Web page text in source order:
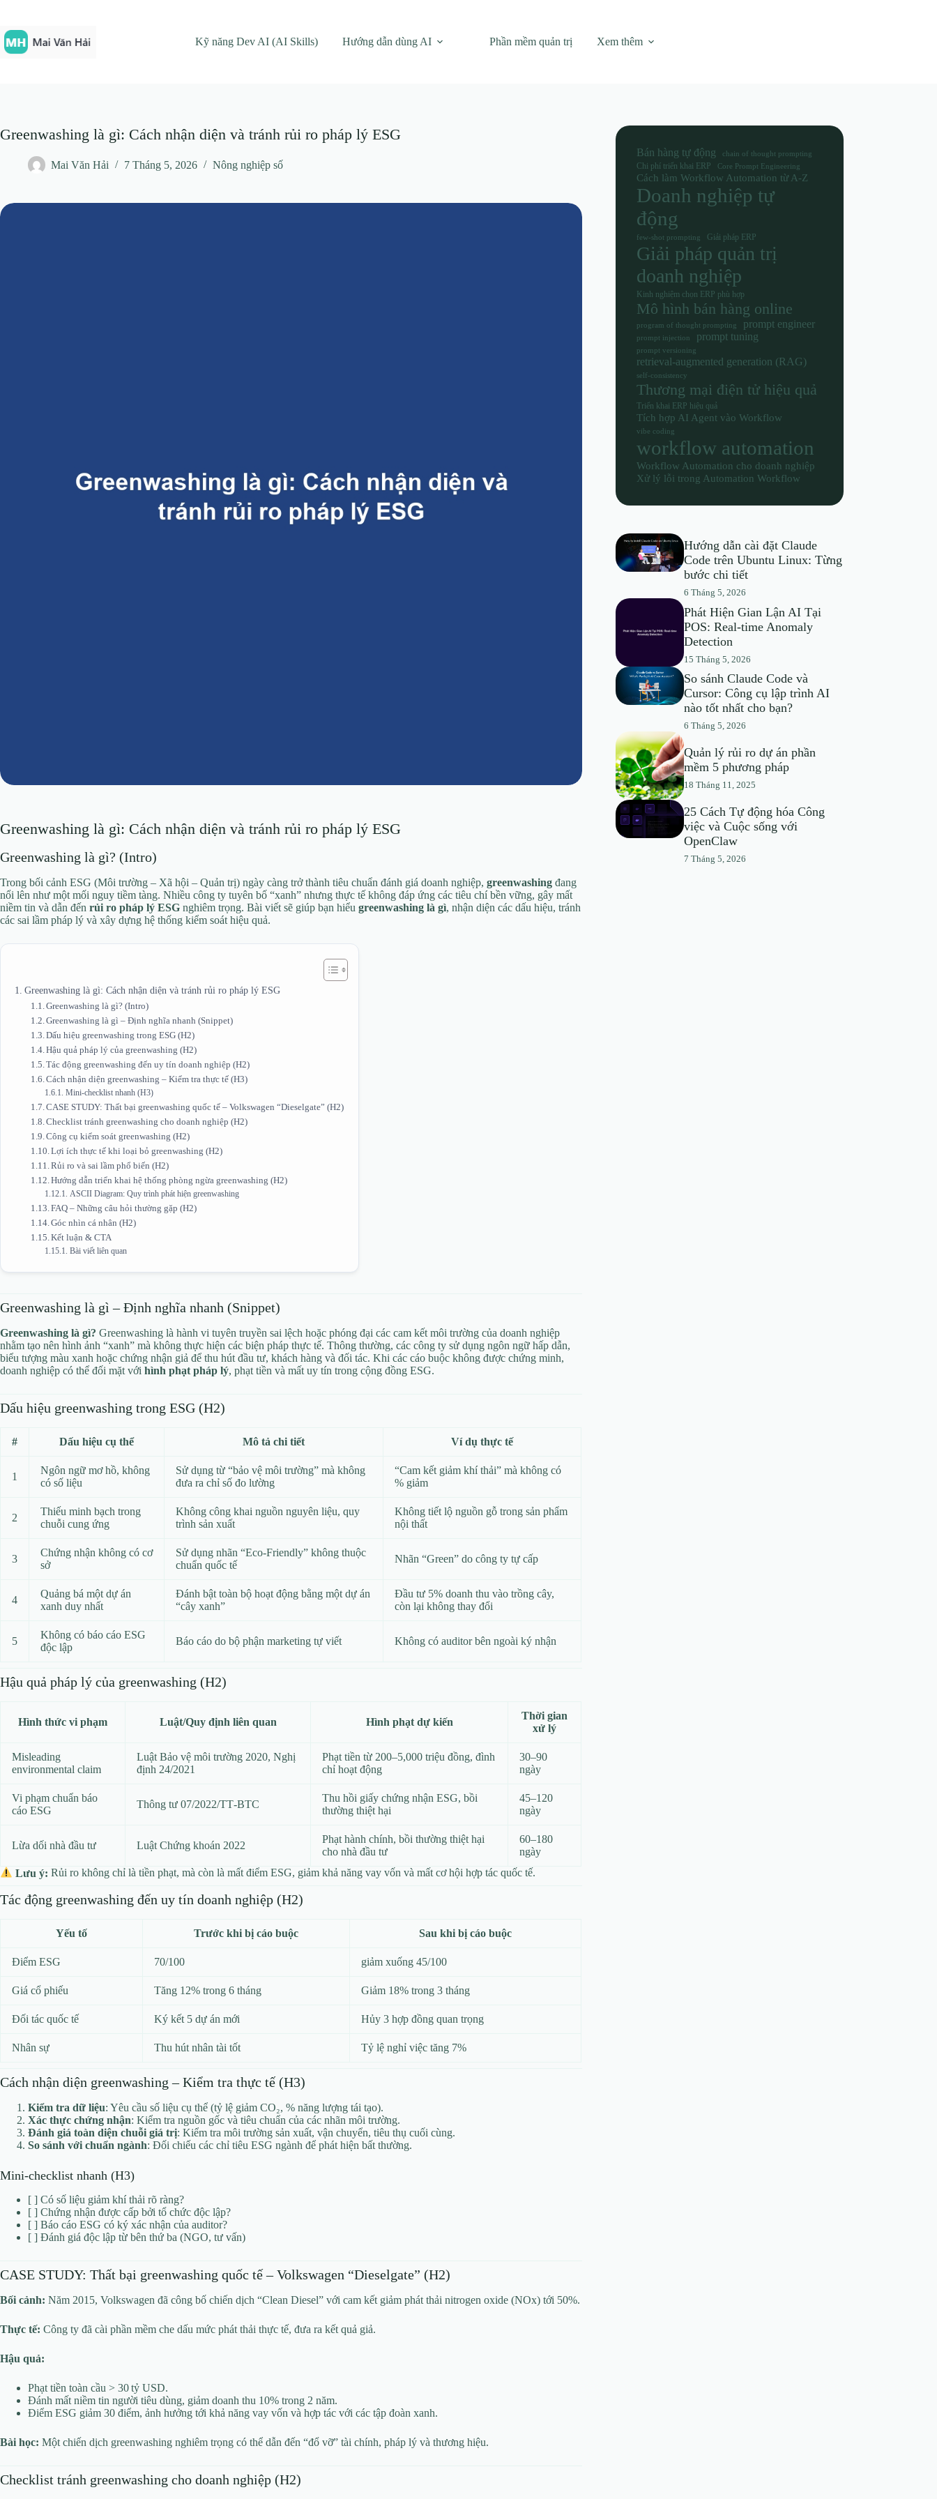
phần
nội
dung
Kỹ năng Dev AI (AI Skills) Hướng dẫn dùng AI Phần mềm quản trị Xem thêm
Greenwashing là gì: Cách nhận diện và tránh rủi ro pháp lý ESG
Mai Văn Hải 7 Tháng 5, 2026 Nông nghiệp số
Greenwashing là gì: Cách nhận diện và tránh rủi ro pháp lý ESG
Greenwashing là gì? (Intro)
Trong bối cảnh ESG (Môi trường – Xã hội – Quản trị) ngày càng trở thành tiêu chuẩn đánh giá doanh nghiệp, greenwashing đang
nổi lên như một mối nguy tiềm tàng. Nhiều công ty tuyên bố “xanh” nhưng thực tế không đáp ứng các tiêu chí bền vững, gây mất
niềm tin và dẫn đến rủi ro pháp lý ESG nghiêm trọng. Bài viết sẽ giúp bạn hiểu greenwashing là gì, nhận diện các dấu hiệu, tránh
các sai lầm pháp lý và xây dựng hệ thống kiểm soát hiệu quả.
Greenwashing là gì: Cách nhận diện và tránh rủi ro pháp lý ESG
Greenwashing là gì? (Intro)
Greenwashing là gì – Định nghĩa nhanh (Snippet)
Dấu hiệu greenwashing trong ESG (H2)
Hậu quả pháp lý của greenwashing (H2)
Tác động greenwashing đến uy tín doanh nghiệp (H2)
Cách nhận diện greenwashing – Kiểm tra thực tế (H3)
Mini‑checklist nhanh (H3)
CASE STUDY: Thất bại greenwashing quốc tế – Volkswagen “Dieselgate” (H2)
Checklist tránh greenwashing cho doanh nghiệp (H2)
Công cụ kiểm soát greenwashing (H2)
Lợi ích thực tế khi loại bỏ greenwashing (H2)
Rủi ro và sai lầm phổ biến (H2)
Hướng dẫn triển khai hệ thống phòng ngừa greenwashing (H2)
ASCII Diagram: Quy trình phát hiện greenwashing
FAQ – Những câu hỏi thường gặp (H2)
Góc nhìn cá nhân (H2)
Kết luận & CTA
Bài viết liên quan
Greenwashing là gì – Định nghĩa nhanh (Snippet)
Greenwashing là gì? Greenwashing là hành vi tuyên truyền sai lệch hoặc phóng đại các cam kết môi trường của doanh nghiệp
nhằm tạo nên hình ảnh “xanh” mà không thực hiện các biện pháp thực tế. Thông thường, các công ty sử dụng ngôn ngữ hấp dẫn,
biểu tượng màu xanh hoặc chứng nhận giả để thu hút đầu tư, khách hàng và đối tác. Khi các cáo buộc không được chứng minh,
doanh nghiệp có thể đối mặt với hình phạt pháp lý, phạt tiền và mất uy tín trong cộng đồng ESG.
Dấu hiệu greenwashing trong ESG (H2)
# Dấu hiệu cụ thể Mô tả chi tiết Ví dụ thực tế
1
Ngôn ngữ mơ hồ, không
có số liệu
Sử dụng từ “bảo vệ môi trường” mà không
đưa ra chỉ số đo lường
“Cam kết giảm khí thải” mà không có
% giảm
2
Thiếu minh bạch trong
chuỗi cung ứng
Không công khai nguồn nguyên liệu, quy
trình sản xuất
Không tiết lộ nguồn gỗ trong sản phẩm
nội thất
3
Chứng nhận không có cơ
sở
Sử dụng nhãn “Eco‑Friendly” không thuộc
chuẩn quốc tế
Nhãn “Green” do công ty tự cấp
4
Quảng bá một dự án
xanh duy nhất
Đánh bật toàn bộ hoạt động bằng một dự án
“cây xanh”
Đầu tư 5% doanh thu vào trồng cây,
còn lại không thay đổi
5
Không có báo cáo ESG
độc lập
Báo cáo do bộ phận marketing tự viết Không có auditor bên ngoài ký nhận
Hậu quả pháp lý của greenwashing (H2)
Hình thức vi phạm Luật/Quy định liên quan Hình phạt dự kiến
Thời gian
xử lý
Misleading
environmental claim
Luật Bảo vệ môi trường 2020, Nghị
định 24/2021
Phạt tiền từ 200–5,000 triệu đồng, đình
chỉ hoạt động
30–90
ngày
Vi phạm chuẩn báo
cáo ESG
Thông tư 07/2022/TT‑BTC
Thu hồi giấy chứng nhận ESG, bồi
thường thiệt hại
45–120
ngày
Lừa dối nhà đầu tư Luật Chứng khoán 2022
Phạt hành chính, bồi thường thiệt hại
cho nhà đầu tư
60–180
ngày
Lưu ý: Rủi ro không chỉ là tiền phạt, mà còn là mất điểm ESG, giảm khả năng vay vốn và mất cơ hội hợp tác quốc tế.
Tác động greenwashing đến uy tín doanh nghiệp (H2)
Yếu tố Trước khi bị cáo buộc Sau khi bị cáo buộc
Điểm ESG 70/100 giảm xuống 45/100
Giá cổ phiếu Tăng 12% trong 6 tháng Giảm 18% trong 3 tháng
Đối tác quốc tế Ký kết 5 dự án mới Hủy 3 hợp đồng quan trọng
Nhân sự Thu hút nhân tài tốt Tỷ lệ nghỉ việc tăng 7%
Cách nhận diện greenwashing – Kiểm tra thực tế (H3)
Kiểm tra dữ liệu: Yêu cầu số liệu cụ thể (tỷ lệ giảm CO₂, % năng lượng tái tạo).
Xác thực chứng nhận: Kiểm tra nguồn gốc và tiêu chuẩn của các nhãn môi trường.
Đánh giá toàn diện chuỗi giá trị: Kiểm tra môi trường sản xuất, vận chuyển, tiêu thụ cuối cùng.
So sánh với chuẩn ngành: Đối chiếu các chỉ tiêu ESG ngành để phát hiện bất thường.
Mini‑checklist nhanh (H3)
[ ] Có số liệu giảm khí thải rõ ràng?
[ ] Chứng nhận được cấp bởi tổ chức độc lập?
[ ] Báo cáo ESG có ký xác nhận của auditor?
[ ] Đánh giá độc lập từ bên thứ ba (NGO, tư vấn)
CASE STUDY: Thất bại greenwashing quốc tế – Volkswagen “Dieselgate” (H2)
Bối cảnh: Năm 2015, Volkswagen đã công bố chiến dịch “Clean Diesel” với cam kết giảm phát thải nitrogen oxide (NOx) tới 50%.
Thực tế: Công ty đã cài phần mềm che dấu mức phát thải thực tế, đưa ra kết quả giả.
Hậu quả:
Phạt tiền toàn cầu > 30 tỷ USD.
Đánh mất niềm tin người tiêu dùng, giảm doanh thu 10% trong 2 năm.
Điểm ESG giảm 30 điểm, ảnh hưởng tới khả năng vay vốn và hợp tác với các tập đoàn xanh.
Bài học: Một chiến dịch greenwashing nghiêm trọng có thể dẫn đến “đổ vỡ” tài chính, pháp lý và thương hiệu.
Checklist tránh greenwashing cho doanh nghiệp (H2)
Bán hàng tự động chain of thought prompting
Chi phí triển khai ERP Core Prompt Engineering
Cách làm Workflow Automation từ A-Z
Doanh nghiệp tự
động
few-shot prompting Giải pháp ERP
Giải pháp quản trị
doanh nghiệp
Kinh nghiệm chọn ERP phù hợp
Mô hình bán hàng online
program of thought prompting prompt engineer
prompt injection prompt tuning
prompt versioning
retrieval-augmented generation (RAG)
self-consistency
Thương mại điện tử hiệu quả
Triển khai ERP hiệu quả
Tích hợp AI Agent vào Workflow
vibe coding
workflow automation
Workflow Automation cho doanh nghiệp
Xử lý lỗi trong Automation Workflow
Hướng dẫn cài đặt Claude
Code trên Ubuntu Linux: Từng
bước chi tiết
6 Tháng 5, 2026
Phát Hiện Gian Lận AI Tại
POS: Real-time Anomaly
Detection
15 Tháng 5, 2026
So sánh Claude Code và
Cursor: Công cụ lập trình AI
nào tốt nhất cho bạn?
6 Tháng 5, 2026
Quản lý rủi ro dự án phần
mềm 5 phương pháp
18 Tháng 11, 2025
25 Cách Tự động hóa Công
việc và Cuộc sống với
OpenClaw
7 Tháng 5, 2026